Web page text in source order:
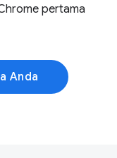
pertama
Anda